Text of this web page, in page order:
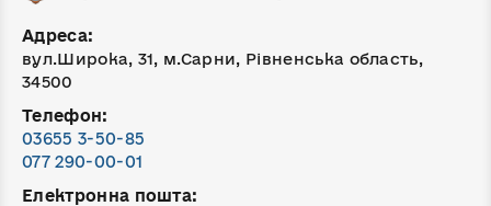
Адреса:
вул.Широка, 31, м.Сарни, Рівненська область,
34500
Телефон:
03655 3-50-85
077 290-00-01
Електронна пошта: